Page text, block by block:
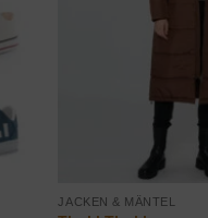
JACKEN & MÄNTEL